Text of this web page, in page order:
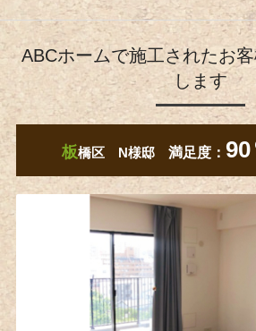
ABCホームで施工されたお
します
板橋区 ​N様邸 満足度： 90